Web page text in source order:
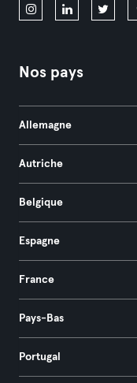
Nos pays
Allemagne
Autriche
Belgique
Espagne
France
Pays-Bas
Portugal